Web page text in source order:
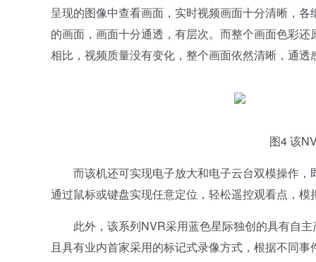
呈现的图像中查看画面，实时视频画面十分清晰，
的画面，画面十分通透，有层次。而整个画面色彩
相比，视频质量没有变化，整个画面依然清晰，通透
图4 该
而该机还可实现电子放大和电子云台双模操作，
通过鼠标或键盘实现任意定位，轻松遥控观看点，模
此外，该系列NVR采用蓝色星际独创的具有自主
且具有业内首家采用的标记式录像方式，根据不同